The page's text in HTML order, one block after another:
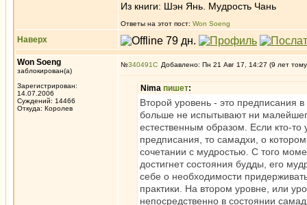
Из книги: Шэн Янь. Мудрость Чань
Ответы на этот пост: Won Soeng
Наверх
Won Soeng
заблокирован(а)
Зарегистрирован:
14.07.2006
Суждений: 14466
Откуда: Королев
№340491 Добавлено: Пн 21 Авг 17, 14:27 (9 лет
Nima пишет:
Второй уровень - это предписания
больше не испытывают ни
естественным образом. Если кто-то
предписания, то самадхи, о
сочетании с мудростью. С того
достигнет состояния будды, его
себе о необходимости
практики. На втором уровне, или
непосредственно в состоянии